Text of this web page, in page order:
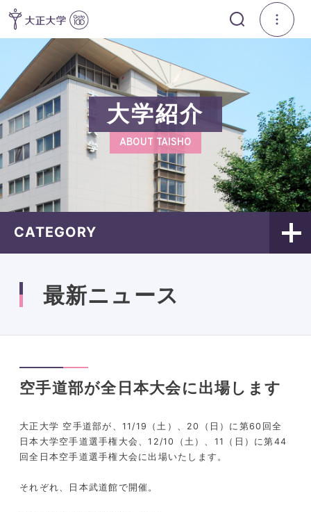
大学紹介
ABOUT TAISHO
CATEGORY
最新ニュース
空手道部が全日本大会に出場します
大正大学 空手道部が、11/19（土）、20（日）に第60回全
日本大学空手道選手権大会、12/10（土）、11（日）に第44
回全日本空手道選手権大会に出場いたします。
それぞれ、日本武道館で開催。